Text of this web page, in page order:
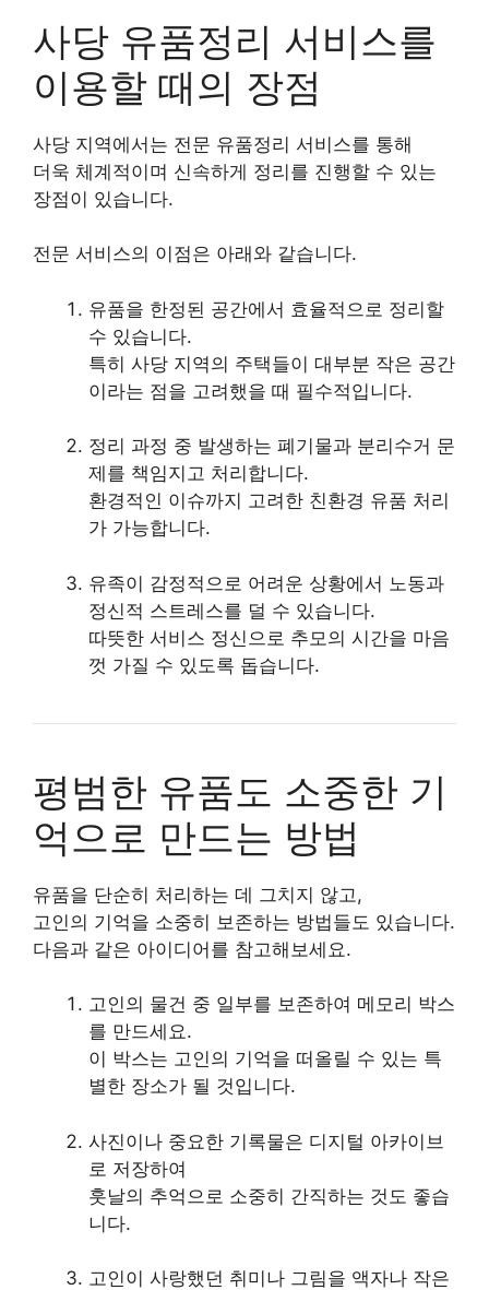
사당 유품정리 서비스를
이용할 때의 장점
사당 지역에서는 전문 유품정리 서비스를 통해
더욱 체계적이며 신속하게 정리를 진행할 수 있는
장점이 있습니다.
전문 서비스의 이점은 아래와 같습니다.
유품을 한정된 공간에서 효율적으로 정리할
수 있습니다.
특히 사당 지역의 주택들이 대부분 작은 공간
이라는 점을 고려했을 때 필수적입니다.
정리 과정 중 발생하는 폐기물과 분리수거 문
제를 책임지고 처리합니다.
환경적인 이슈까지 고려한 친환경 유품 처리
가 가능합니다.
유족이 감정적으로 어려운 상황에서 노동과
정신적 스트레스를 덜 수 있습니다.
따뜻한 서비스 정신으로 추모의 시간을 마음
껏 가질 수 있도록 돕습니다.
평범한 유품도 소중한 기
억으로 만드는 방법
유품을 단순히 처리하는 데 그치지 않고,
고인의 기억을 소중히 보존하는 방법들도 있습니다.
다음과 같은 아이디어를 참고해보세요.
고인의 물건 중 일부를 보존하여 메모리 박스
를 만드세요.
이 박스는 고인의 기억을 떠올릴 수 있는 특
별한 장소가 될 것입니다.
사진이나 중요한 기록물은 디지털 아카이브
로 저장하여
훗날의 추억으로 소중히 간직하는 것도 좋습
니다.
고인이 사랑했던 취미나 그림을 액자나 작은